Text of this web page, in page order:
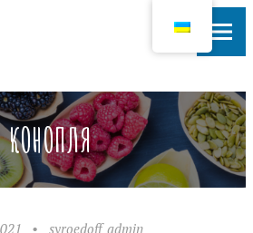
КОНОПЛЯ
• syroedoff_admin